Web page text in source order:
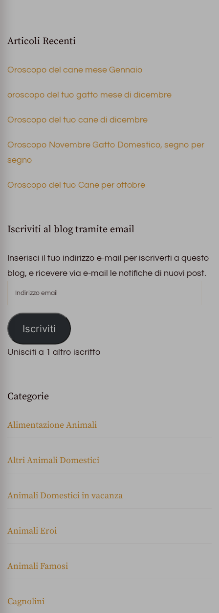
Articoli Recenti
Oroscopo del cane mese Gennaio
oroscopo del tuo gatto mese di dicembre
Oroscopo del tuo cane di dicembre
Oroscopo Novembre Gatto Domestico, segno per
segno
Oroscopo del tuo Cane per ottobre
Iscriviti al blog tramite email
Inserisci il tuo indirizzo e-mail per iscriverti a questo
blog, e ricevere via e-mail le notifiche di nuovi post.
email
Iscriviti
Unisciti a 1 altro iscritto
Categorie
Alimentazione Animali
Altri Animali Domestici
Animali Domestici in vacanza
Animali Eroi
Animali Famosi
Cagnolini